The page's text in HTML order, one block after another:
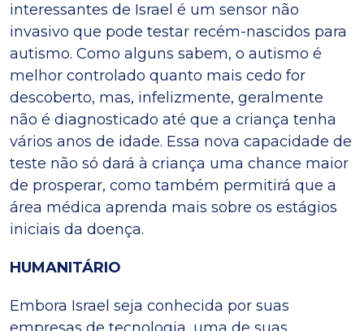
interessantes de Israel é um sensor não
invasivo que pode testar recém-nascidos para
autismo. Como alguns sabem, o autismo é
melhor controlado quanto mais cedo for
descoberto, mas, infelizmente, geralmente
não é diagnosticado até que a criança tenha
vários anos de idade. Essa nova capacidade de
teste não só dará à criança uma chance maior
de prosperar, como também permitirá que a
área médica aprenda mais sobre os estágios
iniciais da doença.
HUMANITÁRIO
Embora Israel seja conhecida por suas